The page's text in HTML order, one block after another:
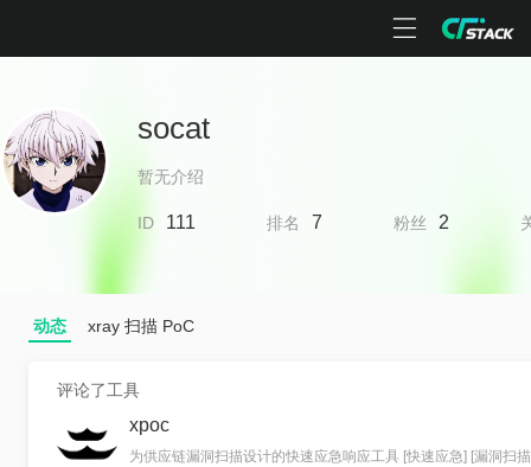
socat
暂无介绍
ID 111 排名 7 粉丝 2
动态 xray 扫描 PoC
评论了工具
xpoc